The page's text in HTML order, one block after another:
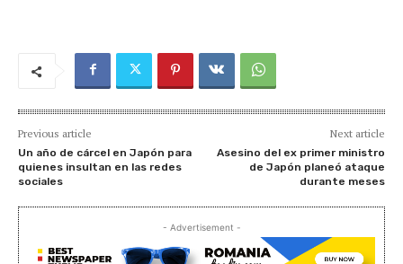
Previous article
Un año de cárcel en Japón para
quienes insultan en las redes
sociales
Next article
Asesino del ex primer ministro
de Japón planeó ataque
durante meses
- Advertisement -